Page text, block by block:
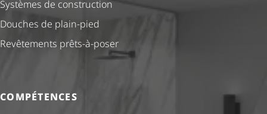
Systèmes de construction
Douches de plain-pied
Revêtements prêts-à-poser
COMPÉTENCES